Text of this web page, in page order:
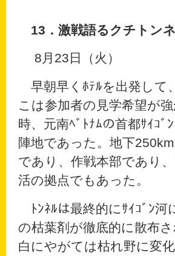
13 ． 激戦語るクチトン
8月23日（火）
早朝早くﾎﾃﾙを出発して
こは参加者の見学希望が
時、元南ﾍﾞﾄﾅﾑの首都ｻｲｺ
陣地であった。地下
であり、作戦本部であり
活の拠点でもあった。
ﾄﾝﾈﾙは最終的にｻｲｺﾞﾝ河
の枯葉剤が徹底的に散布
白にやがては枯れ野に変